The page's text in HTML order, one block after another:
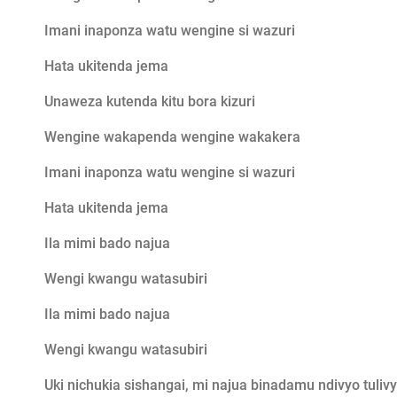
Imani inaponza watu wengine si wazuri
Hata ukitenda jema
Unaweza kutenda kitu bora kizuri
Wengine wakapenda wengine wakakera
Imani inaponza watu wengine si wazuri
Hata ukitenda jema
Ila mimi bado najua
Wengi kwangu watasubiri
Ila mimi bado najua
Wengi kwangu watasubiri
Uki nichukia sishangai, mi najua binadamu ndivyo